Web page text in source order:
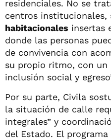
residenciales. No se
centros institucionales,
habitacionales insertas
donde las personas
de convivencia con
su propio ritmo, con un
inclusión social y
Por su parte, Civila
la situación de calle
integrales” y
del Estado. El